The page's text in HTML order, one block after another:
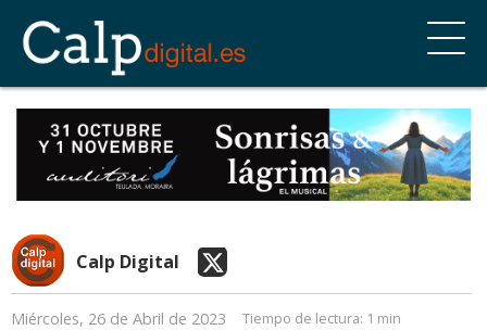
Calp Digital
Miércoles, 26 de Abril de 2023 Tiempo de lectura: 1 min